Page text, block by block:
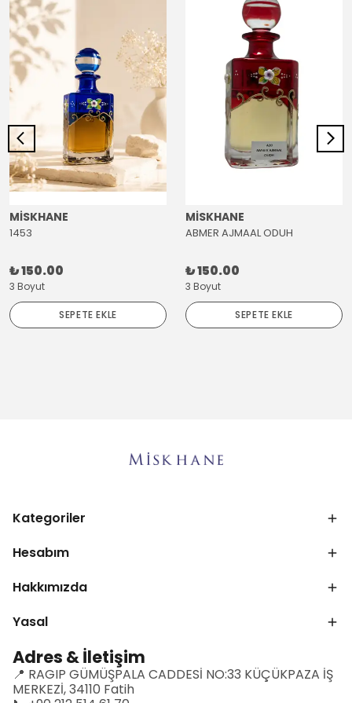
MİSKHANE
1453
₺ 150.00
3 Boyut
SEPETE EKLE
MİSKHANE
ABMER AJMAAL ODUH
₺ 150.00
3 Boyut
SEPETE EKLE
Kategoriler
Hesabım
Hakkımızda
Yasal
Adres & İletişim
📍 RAGIP GÜMÜŞPALA CADDESİ NO:33 KÜÇÜKPAZA İŞ
MERKEZİ, 34110 Fatih